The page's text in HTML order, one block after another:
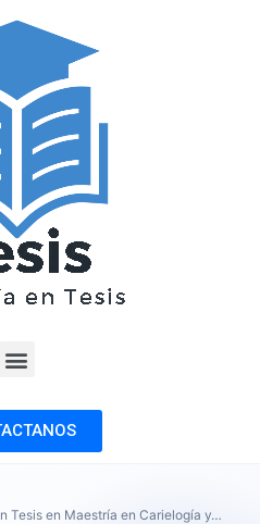
Tesis en Maestría en Carielogía y…